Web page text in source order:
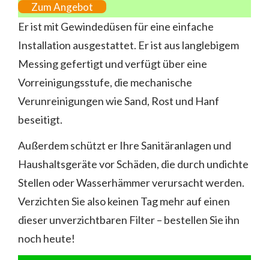
Zum Angebot
Er ist mit Gewindedüsen für eine einfache
Installation ausgestattet. Er ist aus langlebigem
Messing gefertigt und verfügt über eine
Vorreinigungsstufe, die mechanische
Verunreinigungen wie Sand, Rost und Hanf
beseitigt.
Außerdem schützt er Ihre Sanitäranlagen und
Haushaltsgeräte vor Schäden, die durch undichte
Stellen oder Wasserhämmer verursacht werden.
Verzichten Sie also keinen Tag mehr auf einen
dieser unverzichtbaren Filter – bestellen Sie ihn
noch heute!